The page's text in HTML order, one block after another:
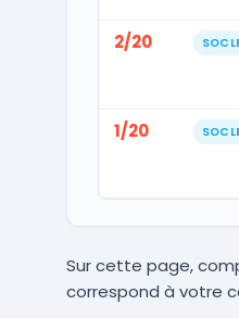
2/20
1/20
Sur cette page,
correspond à votre